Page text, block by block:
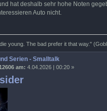
hat deshalb sehr hohe Noten
Auto nicht.
young. The bad prefer it that way."
Serien - Smalltalk
am: 4.04.2026 | 00:20 »